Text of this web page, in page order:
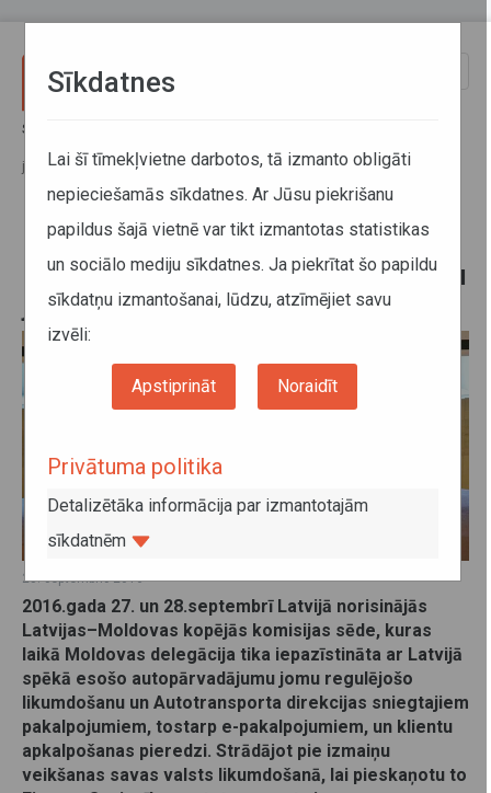
Sākums
jomā
Moldovas delegācija iepazīstas ar
Latvijas pieredzi autopārvadājumu
jomā
28. septembris 2016
2016.gada 27. un 28.septembrī Latvijā norisinājās
Latvijas–Moldovas kopējās komisijas sēde, kuras
laikā Moldovas delegācija tika iepazīstināta ar Latvijā
spēkā esošo autopārvadājumu jomu regulējošo
likumdošanu un Autotransporta direkcijas sniegtajiem
pakalpojumiem, tostarp e-pakalpojumiem, un klientu
apkalpošanas pieredzi. Strādājot pie izmaiņu
veikšanas savas valsts likumdošanā, lai pieskaņotu to
Sīkdatnes
Lai šī tīmekļvietne darbotos, tā izmanto obligāti
nepieciešamās sīkdatnes. Ar Jūsu piekrišanu
papildus šajā vietnē var tikt izmantotas statistikas
un sociālo mediju sīkdatnes. Ja piekrītat šo papildu
sīkdatņu izmantošanai, lūdzu, atzīmējiet savu
izvēli:
Apstiprināt Noraidīt
Privātuma politika
Detalizētāka informācija par izmantotajām
sīkdatnēm